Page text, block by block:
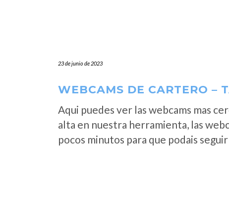
23 de junio de 2023
WEBCAMS DE CARTERO –
Aqui puedes ver las webcams mas
alta en nuestra herramienta, las
pocos minutos para que podais